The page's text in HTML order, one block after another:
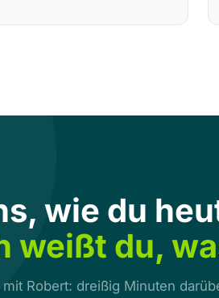
wie du
weißt du,
mit Robert: dreißig Minuten